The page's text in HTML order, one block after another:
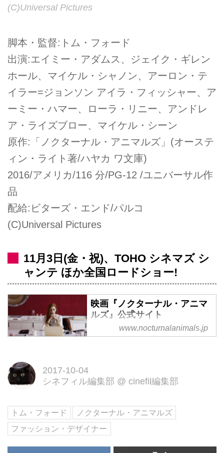
(C)Universal Pictures
脚本・監督:トム・フォード
出演:エイミー・アダムス、ジェイク・ギレン
ホール、マイケル・シャノン、アーロン・テ
イラー=ジョンソン アイラ・フィッシャー、ア
ーミー・ハマー、ローラ・リニー、アンドレ
ア・ライズブロー、マイケル・シーン
原作:「ノクターナル・アニマルズ」(オーステ
ィン・ライト著/ハヤカ ワ文庫)
2016/アメリカ/116 分/PG-12 /ユニバーサル作
品
配給:ビターズ・エンド/パルコ
(C)Universal Pictures
11月3日(金・祝)、TOHO シネマズ シ
ャンテ ほか全国ロードショー!
映画『ノクターナル・アニマ
ルズ』公式サイト
トム・フォード監督最新作。
www.nocturnalanimals.jp
2017-10-04
シネフィル編集部 @ cinefil編集部
トム・フォード
ノクターナル・アニマルズ
ファッション・デザイナー